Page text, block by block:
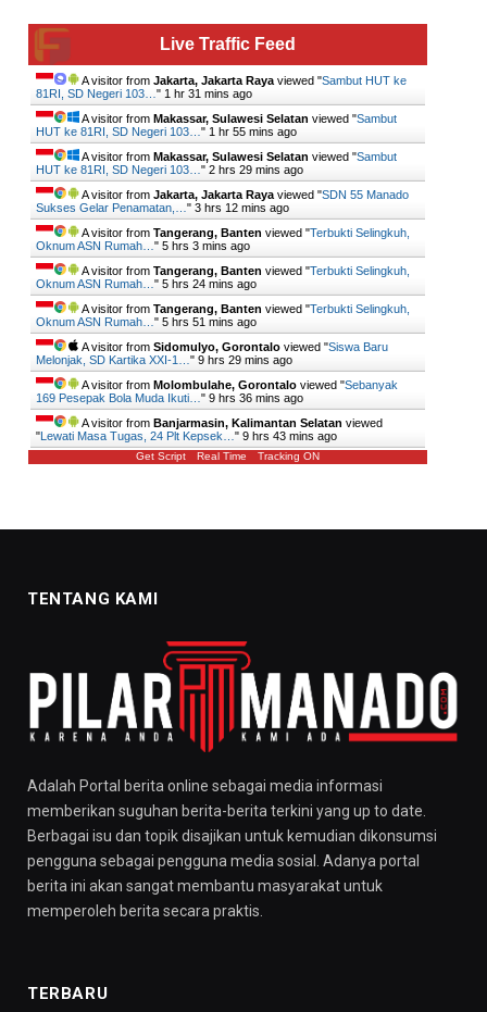
Live Traffic Feed
A visitor from Jakarta, Jakarta Raya viewed "Sambut HUT ke
81RI, SD Negeri 103… " 1 hr 31 mins ago
A visitor from Makassar, Sulawesi Selatan viewed "Sambut
HUT ke 81RI, SD Negeri 103… " 1 hr 55 mins ago
A visitor from Makassar, Sulawesi Selatan viewed "Sambut
HUT ke 81RI, SD Negeri 103… " 2 hrs 29 mins ago
A visitor from Jakarta, Jakarta Raya viewed "SDN 55 Manado
Sukses Gelar Penamatan,… " 3 hrs 12 mins ago
A visitor from Tangerang, Banten viewed "Terbukti Selingkuh,
Oknum ASN Rumah… " 5 hrs 3 mins ago
A visitor from Tangerang, Banten viewed "Terbukti Selingkuh,
Oknum ASN Rumah… " 5 hrs 24 mins ago
A visitor from Tangerang, Banten viewed "Terbukti Selingkuh,
Oknum ASN Rumah… " 5 hrs 51 mins ago
A visitor from Sidomulyo, Gorontalo viewed "Siswa Baru
Melonjak, SD Kartika XXI-1… " 9 hrs 30 mins ago
A visitor from Molombulahe, Gorontalo viewed "Sebanyak
169 Pesepak Bola Muda Ikuti… " 9 hrs 36 mins ago
A visitor from Banjarmasin, Kalimantan Selatan viewed
"Lewati Masa Tugas, 24 Plt Kepsek… " 9 hrs 44 mins ago
Get Script Real Time Tracking ON
TENTANG KAMI
Adalah Portal berita online sebagai media informasi
memberikan suguhan berita-berita terkini yang up to date.
Berbagai isu dan topik disajikan untuk kemudian dikonsumsi
pengguna sebagai pengguna media sosial. Adanya portal
berita ini akan sangat membantu masyarakat untuk
memperoleh berita secara praktis.
TERBARU